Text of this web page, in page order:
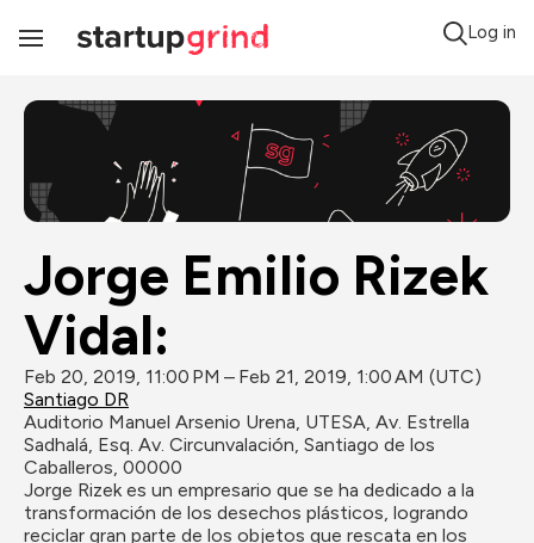
Toggle
Log in
Jorge Emilio Rizek
Vidal:
Feb 20, 2019, 11:00 PM – Feb 21, 2019, 1:00 AM (UTC)
Santiago DR
Auditorio Manuel Arsenio Urena, UTESA, Av. Estrella
Sadhalá, Esq. Av. Circunvalación, Santiago de los
Caballeros, 00000
Jorge Rizek es un empresario que se ha dedicado a la
transformación de los desechos plásticos, logrando
reciclar gran parte de los objetos que rescata en los